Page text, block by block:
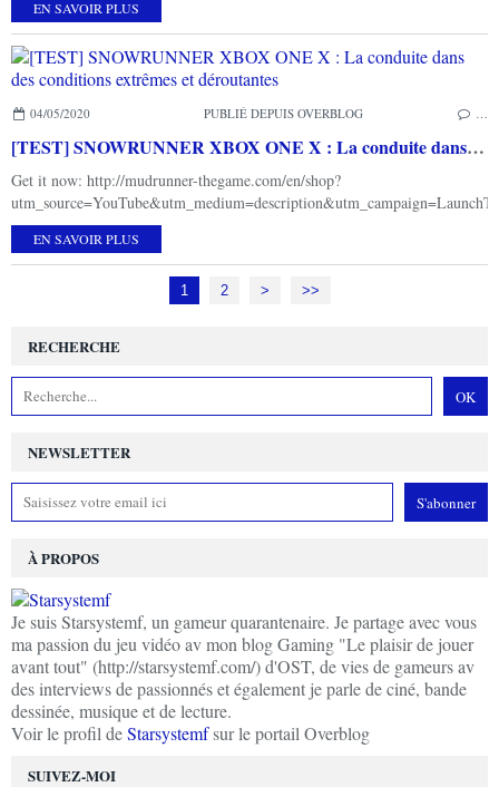
EN SAVOIR PLUS
04/05/2020 PUBLIÉ DEPUIS OVERBLOG
[TEST] SNOWRUNNER XBOX ONE X : La conduite dans des conditions extrêmes et déroutantes
Get it now: http://mudrunner-thegame.com/en/shop?
EN SAVOIR PLUS
1 2 > >>
NEWSLETTER
SUIVEZ-MOI
RECHERCHE
À PROPOS
Je suis Starsystemf, un gameur quarantenaire. Je partage avec vous
ma passion du jeu vidéo av mon blog Gaming "Le plaisir de jouer
avant tout" (http://starsystemf.com/) d'OST, de vies de gameurs av
des interviews de passionnés et également je parle de ciné, bande
dessinée, musique et de lecture.
Voir le profil deStarsystemfsur le portail Overblog